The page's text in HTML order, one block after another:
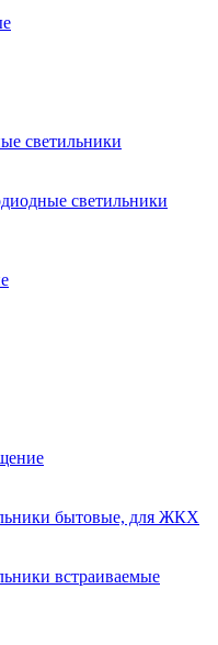
светильники
светильники
бытовые, для ЖКХ
встраиваемые